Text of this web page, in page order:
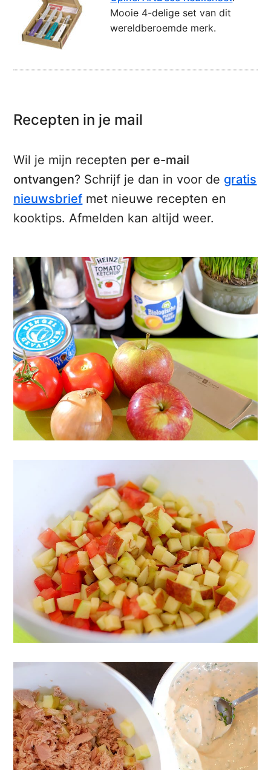
Mooie 4-delige set van dit
wereldberoemde merk.
Recepten in je mail
Wil je mijn recepten per e-mail
ontvangen? Schrijf je dan in voor de gratis
nieuwsbrief met nieuwe recepten en
kooktips. Afmelden kan altijd weer.